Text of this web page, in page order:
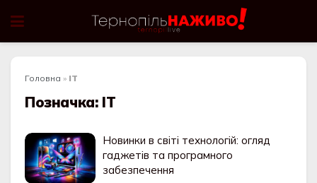
Головна » ІТ
Позначка: ІТ
Новинки в світі технологій: огляд
гаджетів та програмного
забезпечення